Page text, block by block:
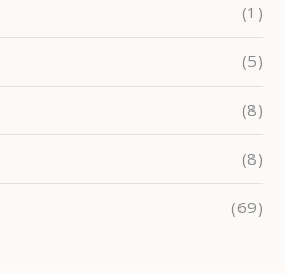
(1)
(5)
(8)
(8)
(69)